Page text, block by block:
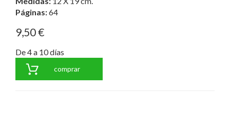
Páginas:64
9,50 €
De 4 a 10 días
comprar